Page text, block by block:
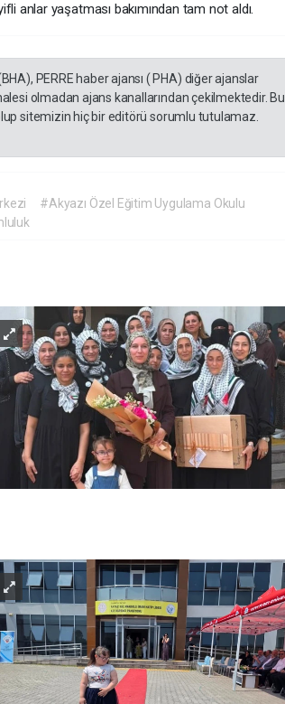
anlar yaşatması bakımından tam not aldı.
PERRE haber ajansı ( PHA) diğer ajanslar
olmadan ajans kanallarından çekilmektedir. Bu
sitemizin hiç bir editörü sorumlu tutulamaz.
#Akyazı Özel Eğitim Uygulama Okulu